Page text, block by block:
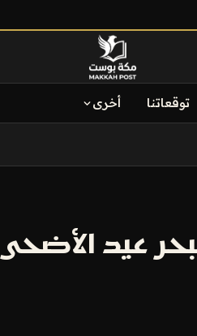
توقعاتنا أخرى
عيد الأضحى